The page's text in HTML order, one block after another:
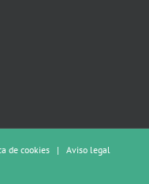
de cookies | Aviso legal